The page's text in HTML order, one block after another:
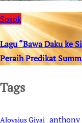
Sosok
Lagu “Bawa Daku ke
Peraih Predikat
Tags
Aloysius Giyai